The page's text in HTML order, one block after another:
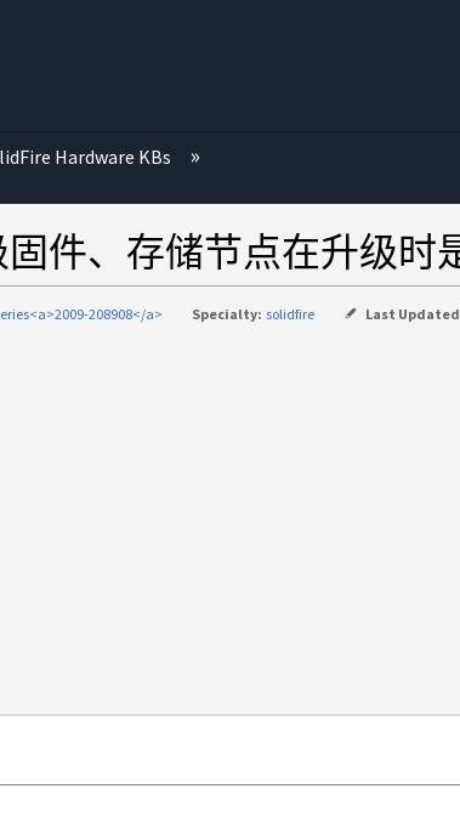
Hardware KBs
件、存储节点在升级时
208908</a> Specialty: solidfire Last